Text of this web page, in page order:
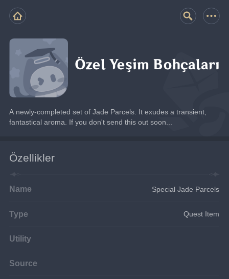
Özel Yeşim Bohçaları
A newly-completed set of Jade Parcels. It exudes a transient,
fantastical aroma. If you don't send this out soon...
Özellikler
Name Special Jade Parcels
Type Quest Item
Utility
Source